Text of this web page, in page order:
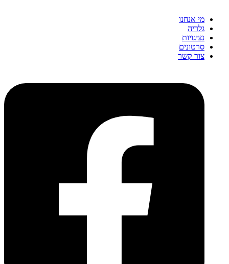
מי אנחנו
גלריה
נציגויות
סרטונים
צור קשר